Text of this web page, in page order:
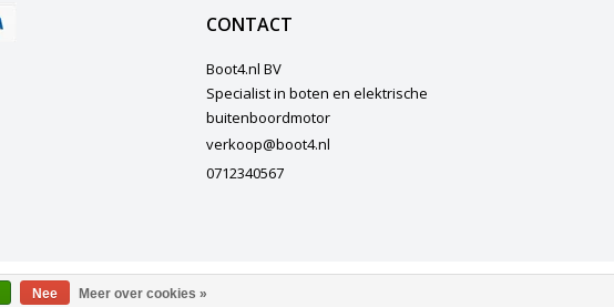
CONTACT
Boot4.nl BV
Specialist in boten en elektrische
buitenboordmotor
verkoop@boot4.nl
0712340567
Nee Meer over cookies »